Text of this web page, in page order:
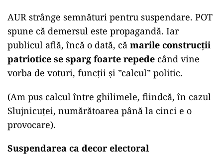
AUR strânge semnături pentru suspendare. POT
spune că demersul este propagandă. Iar
publicul află, încă o dată, că marile construcții
patriotice se sparg foarte repede când vine
vorba de voturi, funcții și ”calcul” politic.
(Am pus calcul între ghilimele, fiindcă, în cazul
Slujnicuței, numărătoarea până la cinci e o
provocare).
Suspendarea ca decor electoral